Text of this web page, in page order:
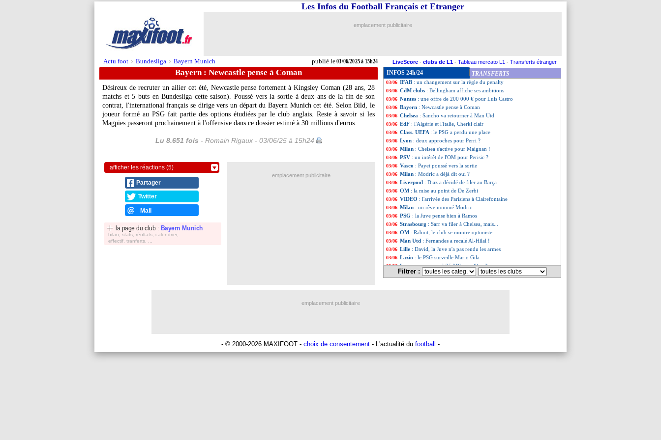
Actu foot > Bundesliga > Bayern Munich publié le03/06/2025 à 15h24
Les Infos du Football Français et Etranger
emplacement publicitaire
LiveScore - clubs de L1 - Tableau mercato L1 - Transferts étranger
Bayern : Newcastle pense à Coman
Désireux de recruter un ailier cet été, Newcastle pense fortement à KingsleyComan (28 ans, 28
matchs et 5 buts en Bundesliga cette saison). Poussé vers la sortie à deux ans de la fin de son
contrat, l'international français se dirige vers un départ du Bayern Munich cet été. Selon Bild, le
joueur formé au PSG fait partie des options étudiées par le club anglais. Reste à savoir si les
Magpies passeront prochainement à l'offensive dans ce dossier estimé à 30 millions d'euros.
Lu 8.651 fois - Romain Rigaux - 03/06/25 à 15h24
afficher les réactions (5)
Partager
Twitter
Mail
la page du club : Bayern Munich
bilan, stats, réultats, calendrier,
effectif, tranferts, ...
INFOS 24h/24 TRANSFERTS
03/06 PSG: une offensive pour Zabarnyi !
03/06 Espagne
03/06 PSG: Dante, son bel hommage à Marquinhos
03/06 Leverkusen : Flekken débarque pour 3 ans (off.)
03/06 IFAB : un changement sur la règle du penalty
03/06 CdM clubs : Bellingham affiche ses ambitions
03/06 Nantes : une offre de 200 000 € pour Luis Castro
03/06 Bayern : Newcastle pense à Coman
03/06 Chelsea : Sancho va retourner à Man Utd
03/06 EdF : l'Algérie et l'Italie, Cherki clair
03/06 Class. UEFA : le PSG a perdu une place
03/06 Lyon : deux approches pour Perri ?
03/06 Milan : Chelsea s'active pour Maignan !
03/06 PSV : un intérêt de l'OM pour Perisic ?
03/06 Vasco : Payet poussé vers la sortie
03/06 Milan : Modric a déjà dit oui ?
03/06 Liverpool : Diaz a décidé de filer au Barça
03/06 OM : la mise au point de De Zerbi
03/06 VIDEO : l'arrivée des Parisiens à Clairefontaine
03/06 Milan : un rêve nommé Modric
03/06 PSG : la Juve pense bien à Ramos
03/06 Strasbourg : Sarr va filer à Chelsea, mais...
03/06 OM : Rabiot, le club se montre optimiste
03/06 Man Utd : Fernandes a recalé Al-Hilal !
03/06 Lille : David, la Juve n'a pas rendu les armes
03/06 Lazio : le PSG surveille Mario Gila
03/06 Lyon: une recrue à 25 M€ au milieu ?
Lille: Ilic reste à l'Union Berlin (officiel)
Filtrer :
emplacement publicitaire
emplacement publicitaire
- © 2000-2026 MAXIFOOT - choix de consentement - L'actualité du football -